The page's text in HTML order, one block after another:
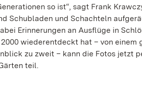
so ist“, sagt Frank
Schubladen und Schachteln
Erinnerungen an Ausflüge in
wiederentdeckt hat – von einem
zu zweit – kann die Fotos jetzt
teil.